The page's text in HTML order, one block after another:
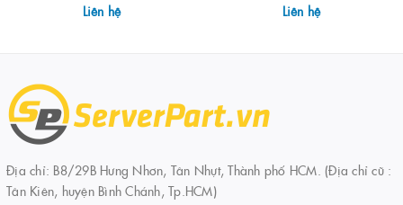
Liên hệ Liên hệ
Địa chỉ: B8/29B Hưng Nhơn, Tân Nhựt, Thành phố HCM. (Địa chỉ cũ :
Tân Kiên, huyện Bình Chánh, Tp.HCM)